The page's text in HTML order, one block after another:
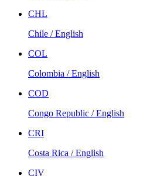
CHL
Chile / English
COL
Colombia / English
COD
Congo Republic / English
CRI
Costa Rica / English
CIV